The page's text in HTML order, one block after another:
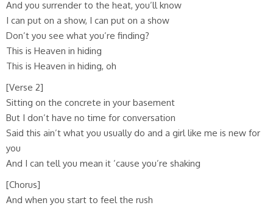
And you surrender to the heat, you’ll know
I can put on a show, I can put on a show
Don’t you see what you’re finding?
This is Heaven in hiding
This is Heaven in hiding, oh
[Verse 2]
Sitting on the concrete in your basement
But I don’t have no time for conversation
Said this ain’t what you usually do and a girl like me is new for
you
And I can tell you mean it ’cause you’re shaking
[Chorus]
And when you start to feel the rush